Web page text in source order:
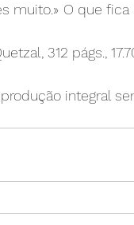
muito.» O que
312 págs.,
integral